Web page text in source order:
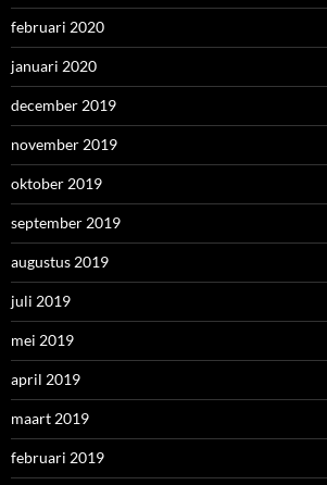
februari 2020
januari 2020
december 2019
november 2019
oktober 2019
september 2019
augustus 2019
juli 2019
mei 2019
april 2019
maart 2019
februari 2019